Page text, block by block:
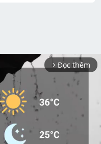
arrow_forward_ios Đọc thêm